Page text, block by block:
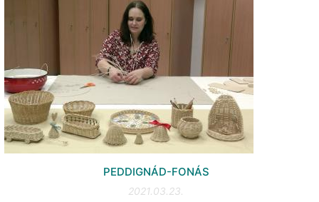
PEDDIGNÁD-FONÁS
2021.03.23.